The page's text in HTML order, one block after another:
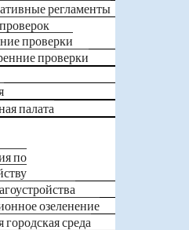
регламенты
проверки
проверки
палата
по
озеленение
среда